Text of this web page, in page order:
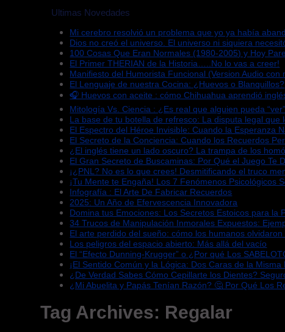
Ultimas Novedades
Mi cerebro resolvió un problema que yo ya había
Dios no creó el universo. El universo ni siquiera
100 Cosas Que Eran Normales (1980-2005) y Hoy
El Primer THERIAN de la Historia…..No lo vas a creer!
Manifiesto del Humorista Funcional (Version Audio con
El Lenguaje de nuestra Cocina: ¿Huevos o Blanquillos?
🎧 Huevos con aceite : cómo Chihuahua aprendió
Mitología Vs. Ciencia : ¿Es real que alguien pueda
La base de tu botella de refresco: La disputa legal que
El Espectro del Héroe Invisible: Cuando la Esperanza
El Secreto de la Conciencia: Cuando los Recuerdos
¿El inglés tiene un lado oscuro? La trampa de los
El Gran Secreto de Buscaminas: Por Qué el Juego
¡¿PNL? No es lo que crees! Desmitificando el truco
¡Tu Mente te Engaña! Los 7 Fenómenos Psicológicos
Infografía : El Arte De Fabricar Recuerdos
2025: Un Año de Efervescencia Innovadora
Domina tus Emociones: Los Secretos Estoicos para la
34 Trucos de Manipulación Inmorales Expuestos:
El arte perdido del sueño: cómo los humanos
Los peligros del espacio abierto: Más allá del vacío
El “Efecto Dunning-Krugger” o ¿Por qué Los
¡El Sentido Común y la Lógica: Dos Caras de la Misma
¿De Verdad Sabes Cómo Cepillarte los Dientes?
¿Mi Abuelita y Papás Tenían Razón? 🤔 Por Qué Los
Tag Archives: Regalar